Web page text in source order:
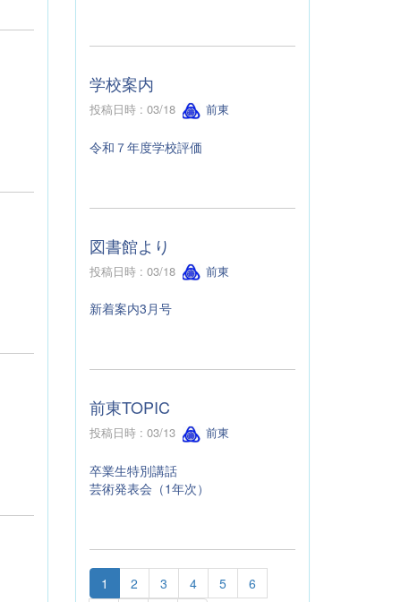
学校案内
投稿日時 : 03/18 前東
令和７年度学校評価
図書館より
投稿日時 : 03/18 前東
新着案内3月号
前東TOPIC
投稿日時 : 03/13 前東
卒業生特別講話
芸術発表会（1年次）
1 2 3 4 5
6